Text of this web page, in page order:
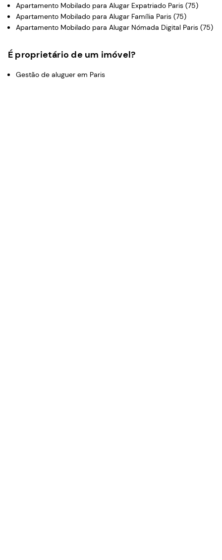
Apartamento Mobilado para Alugar Expatriado Paris (75)
Apartamento Mobilado para Alugar Família Paris (75)
Apartamento Mobilado para Alugar Nómada Digital Paris (75)
É proprietário de um imóvel?
Gestão de aluguer em Paris